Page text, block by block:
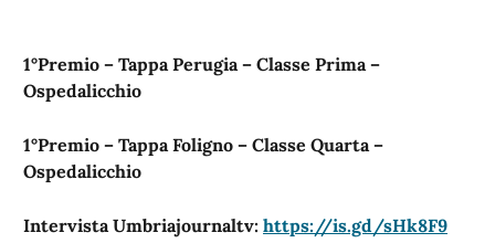
1°Premio – Tappa Perugia – Classe Prima –
Ospedalicchio
1°Premio – Tappa Foligno – Classe Quarta –
Ospedalicchio
Intervista Umbriajournaltv: https://is.gd/sHk8F9